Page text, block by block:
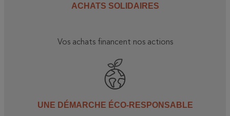
ACHATS SOLIDAIRES
Vos achats financent nos actions
UNE DÉMARCHE ÉCO-RESPONSABLE